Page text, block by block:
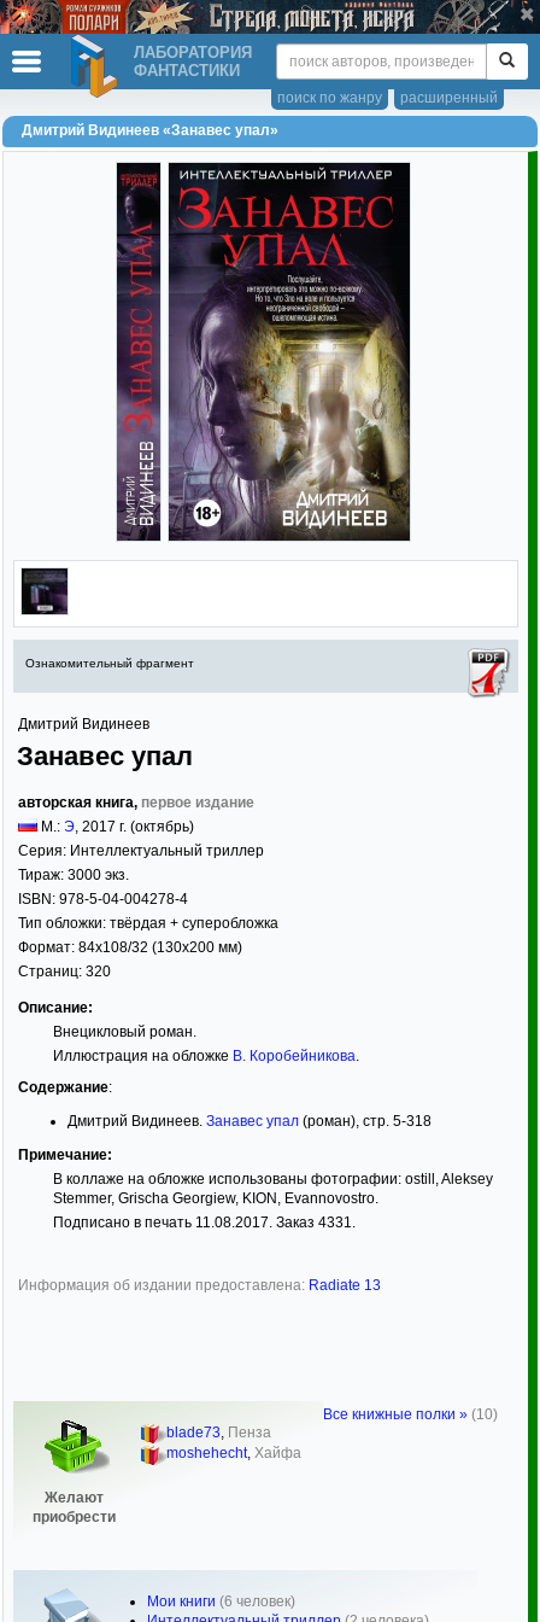
ЛАБОРАТОРИЯ
ФАНТАСТИКИ
расширенный
поиск по жанру
Дмитрий Видинеев «Занавес упал»
Ознакомительный фрагмент
Дмитрий Видинеев
Занавес упал
авторская книга, первое издание
М.: Э, 2017 г. (октябрь)
Серия: Интеллектуальный триллер
Тираж: 3000 экз.
ISBN: 978-5-04-004278-4
Тип обложки: твёрдая + суперобложка
Формат: 84x108/32 (130x200 мм)
Страниц: 320
Описание:
Внецикловый роман.
Иллюстрация на обложке В. Коробейникова.
Содержание:
Дмитрий Видинеев. Занавес упал (роман), стр. 5-318
Примечание:
В коллаже на обложке использованы фотографии: ostill, Aleksey
Stemmer, Grischa Georgiew, KION, Evannovostro.
Подписано в печать 11.08.2017. Заказ 4331.
Информация об издании предоставлена: Radiate 13
Желают
приобрести
blade73, Пенза
moshehecht, Хайфа
Мои книги (6 человек)
Все книжные полки » (10)